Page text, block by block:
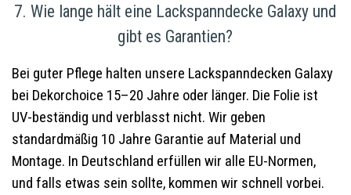
7. Wie lange hält eine Lackspanndecke Galaxy und
gibt es Garantien?
Bei guter Pflege halten unsere Lackspanndecken Galaxy
bei Dekorchoice 15–20 Jahre oder länger. Die Folie ist
UV-beständig und verblasst nicht. Wir geben
standardmäßig 10 Jahre Garantie auf Material und
Montage. In Deutschland erfüllen wir alle EU-Normen,
und falls etwas sein sollte, kommen wir schnell vorbei.